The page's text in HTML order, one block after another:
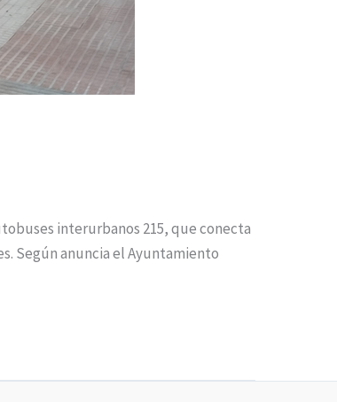
interurbanos 215, que conecta
Según anuncia el Ayuntamiento